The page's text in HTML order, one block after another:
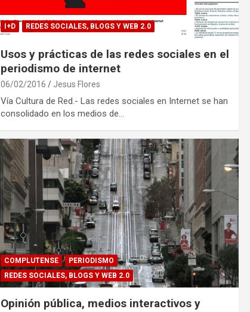
I+D REDES SOCIALES, BLOGS Y WEB 2.0
Usos y prácticas de las redes sociales en el
periodismo de internet
06/02/2016 Jesus Flores
Vía Cultura de Red.- Las redes sociales en Internet se han
consolidado en los medios de…
COMPLUTENSE
PERIODISMO
REDES SOCIALES, BLOGS Y WEB 2.0
Opinión pública, medios interactivos y